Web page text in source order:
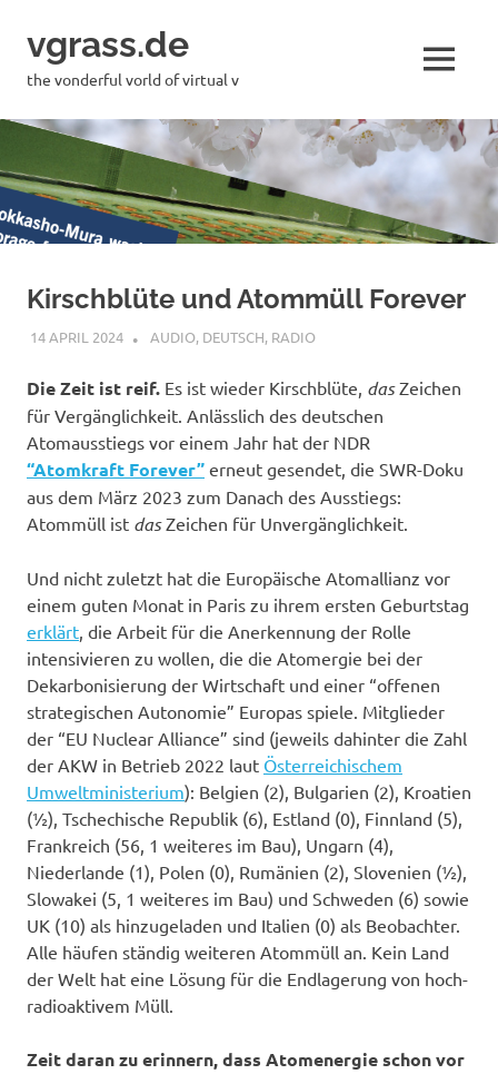
content
vgrass.de
the vonderful vorld of virtual v MENU
Kirschblüte und Atommüll Forever
14 APRIL 2024 VGRASS
AUDIO, DEUTSCH, RADIO
Die Zeit ist reif. Es ist wieder Kirschblüte, dasZeichen
für Vergänglichkeit. Anlässlich des deutschen
Atomausstiegs vor einem Jahr hat der NDR
“Atomkraft Forever” erneut gesendet, die SWR-Doku
aus dem März 2023 zum Danach des Ausstiegs:
Atommüll ist dasZeichen für Unvergänglichkeit.
Und nicht zuletzt hat die Europäische Atomallianz vor
einem guten Monat in Paris zu ihrem ersten Geburtstag
erklärt, die Arbeit für die Anerkennung der Rolle
intensivieren zu wollen, die die Atomergie bei der
Dekarbonisierung der Wirtschaft und einer “offenen
strategischen Autonomie” Europas spiele. Mitglieder
der “EU Nuclear Alliance” sind (jeweils dahinter die Zahl
der AKW in Betrieb 2022 laut Österreichischem
Umweltministerium): Belgien (2), Bulgarien (2), Kroatien
(½), Tschechische Republik (6), Estland (0), Finnland (5),
Frankreich (56, 1 weiteres im Bau), Ungarn (4),
Niederlande (1), Polen (0), Rumänien (2), Slovenien (½),
Slowakei (5, 1 weiteres im Bau) und Schweden (6) sowie
UK (10) als hinzugeladen und Italien (0) als Beobachter.
Alle häufen ständig weiteren Atommüll an. Kein Land
der Welt hat eine Lösung für die Endlagerung von hoch-
radioaktivem Müll.
Zeit daran zu erinnern, dass Atomenergie schon vor